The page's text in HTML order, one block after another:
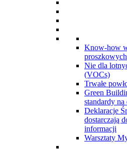
Know-how
proszkowych
Nie dla
(VOCs)
Trwałe
Green
standardy na
Deklaracje
dostarczają
informacji
Warsztaty